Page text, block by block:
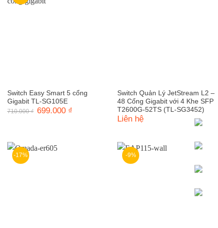
Switch Easy Smart 5 cổng
Gigabit TL-SG105E
710.000₫ Giá
699.000 ₫
Switch Quản Lý JetStream L2 –
48 Cổng Gigabit với 4 Khe SFP
T2600G-52TS (TL-SG3452)
Liên hệ
-17% -9%